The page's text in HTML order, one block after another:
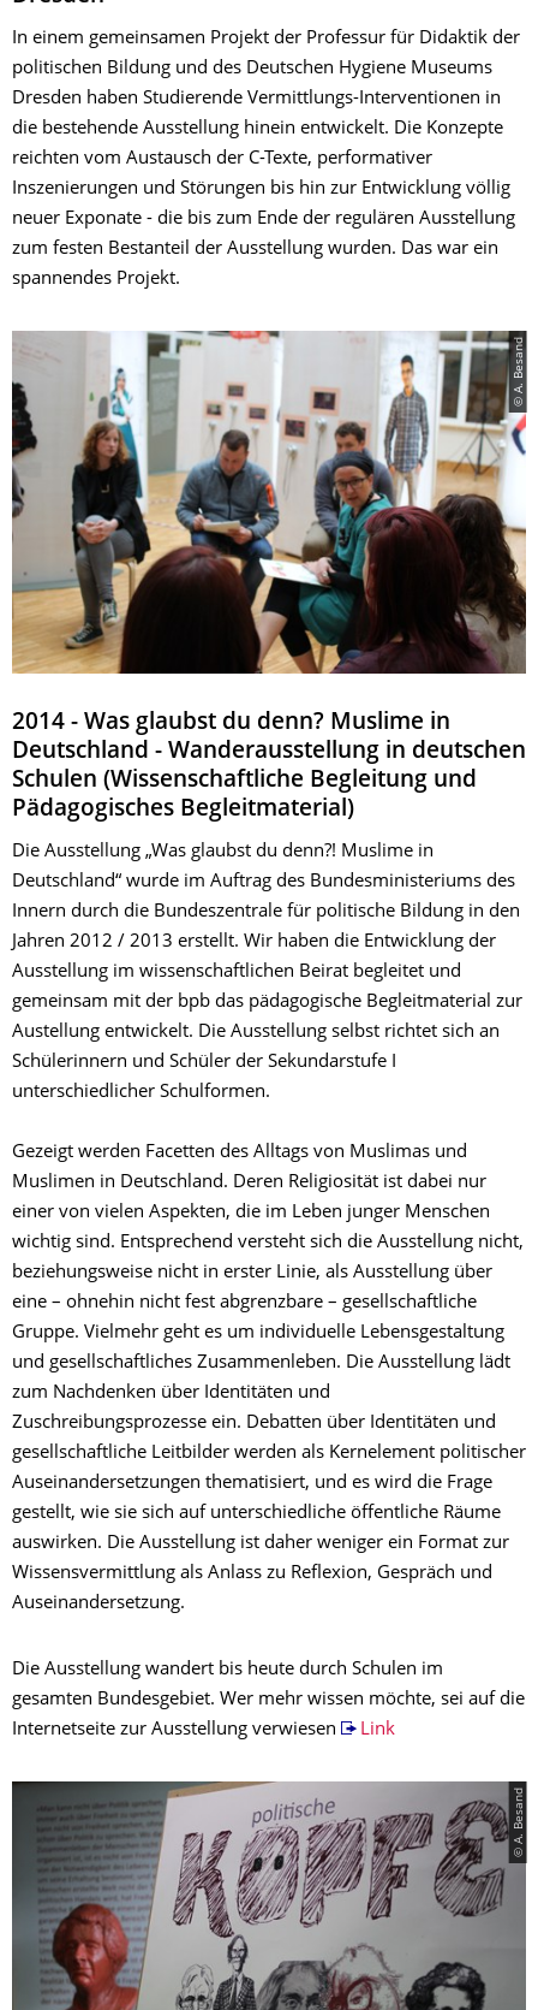
In einem gemeinsamen Projekt der Professur für Didaktik der
politischen Bildung und des Deutschen Hygiene Museums
Dresden haben Studierende Vermittlungs-Interventionen in
die bestehende Ausstellung hinein entwickelt. Die Konzepte
reichten vom Austausch der C-Texte, performativer
Inszenierungen und Störungen bis hin zur Entwicklung völlig
neuer Exponate - die bis zum Ende der regulären Ausstellung
zum festen Bestanteil der Ausstellung wurden. Das war ein
spannendes Projekt.
© A. Besand
2014 - Was glaubst du denn? Muslime in
Deutschland - Wanderausstellung in deutschen
Schulen (Wissenschaftliche Begleitung und
Pädagogisches Begleitmaterial)
Die Ausstellung „Was glaubst du denn?! Muslime in
Deutschland“ wurde im Auftrag des Bundesministeriums des
Innern durch die Bundeszentrale für politische Bildung in den
Jahren 2012 / 2013 erstellt. Wir haben die Entwicklung der
Ausstellung im wissenschaftlichen Beirat begleitet und
gemeinsam mit der bpb das pädagogische Begleitmaterial zur
Austellung entwickelt. Die Ausstellung selbst richtet sich an
Schülerinnern und Schüler der Sekundarstufe I
unterschiedlicher Schulformen.
Gezeigt werden Facetten des Alltags von Muslimas und
Muslimen in Deutschland. Deren Religiosität ist dabei nur
einer von vielen Aspekten, die im Leben junger Menschen
wichtig sind. Entsprechend versteht sich die Ausstellung nicht,
beziehungsweise nicht in erster Linie, als Ausstellung über
eine – ohnehin nicht fest abgrenzbare – gesellschaftliche
Gruppe. Vielmehr geht es um individuelle Lebensgestaltung
und gesellschaftliches Zusammenleben. Die Ausstellung lädt
zum Nachdenken über Identitäten und
Zuschreibungsprozesse ein. Debatten über Identitäten und
gesellschaftliche Leitbilder werden als Kernelement politischer
Auseinandersetzungen thematisiert, und es wird die Frage
gestellt, wie sie sich auf unterschiedliche öffentliche Räume
auswirken. Die Ausstellung ist daher weniger ein Format zur
Wissensvermittlung als Anlass zu Reflexion, Gespräch und
Auseinandersetzung.
Die Ausstellung wandert bis heute durch Schulen im
gesamten Bundesgebiet. Wer mehr wissen möchte, sei auf die
Internetseite zur Ausstellung verwiesen
Link
© A. Besand